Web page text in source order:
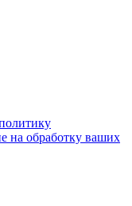
на обработку ваших